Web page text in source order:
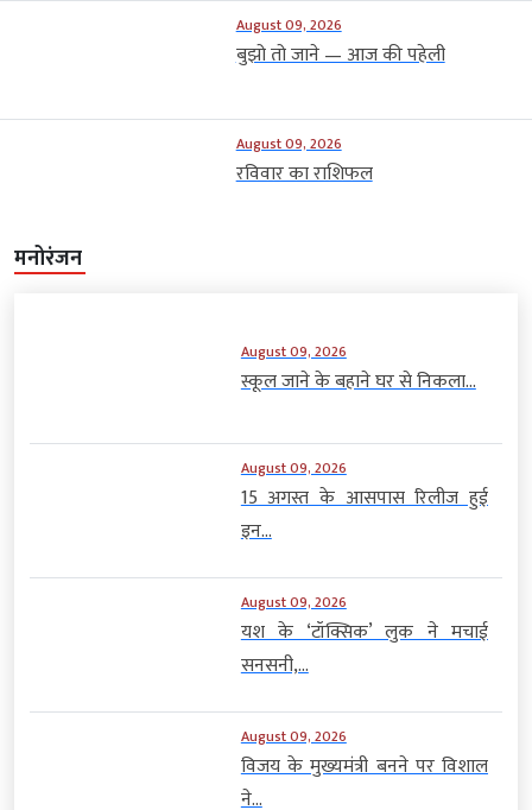
August 09, 2026
बुझो तो जाने — आज की पहेली
August 09, 2026
रविवार का राशिफल
मनोरंजन
August 09, 2026
स्कूल जाने के बहाने घर से निकला...
August 09, 2026
15 अगस्त के आसपास रिलीज हुई
इन...
August 09, 2026
यश के ‘टॉक्सिक’ लुक ने मचाई
सनसनी,...
August 09, 2026
विजय के मुख्यमंत्री बनने पर विशाल
ने...